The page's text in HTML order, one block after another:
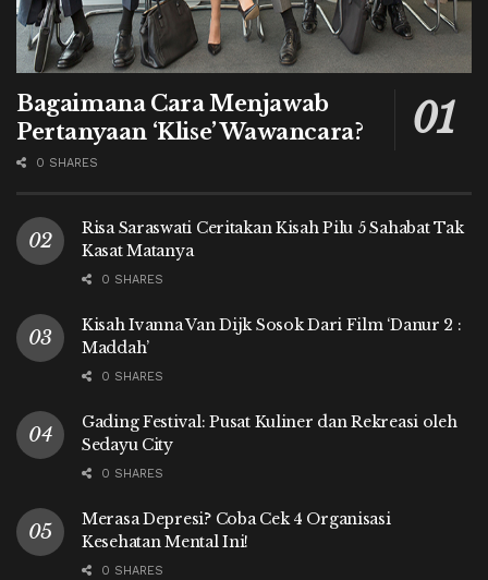
Bagaimana Cara Menjawab
Pertanyaan ‘Klise’ Wawancara?
0 SHARES
Risa Saraswati Ceritakan Kisah Pilu 5 Sahabat Tak
Kasat Matanya
0 SHARES
Kisah Ivanna Van Dijk Sosok Dari Film ‘Danur 2 :
Maddah’
0 SHARES
Gading Festival: Pusat Kuliner dan Rekreasi oleh
Sedayu City
0 SHARES
Merasa Depresi? Coba Cek 4 Organisasi
Kesehatan Mental Ini!
0 SHARES